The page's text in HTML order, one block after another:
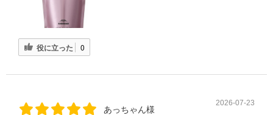
役に立った 0
あっちゃん様
2026-07-23